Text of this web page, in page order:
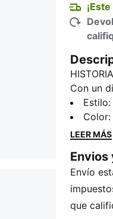
Con un
running
Street
herencia
con su
legado
Estilo:
Color:
LEER MÁS
Envios
Envío
que